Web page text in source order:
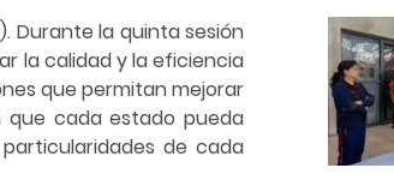
Durante la quinta sesión
la calidad y la eficiencia
que permitan mejorar
cada estado pueda
de cada